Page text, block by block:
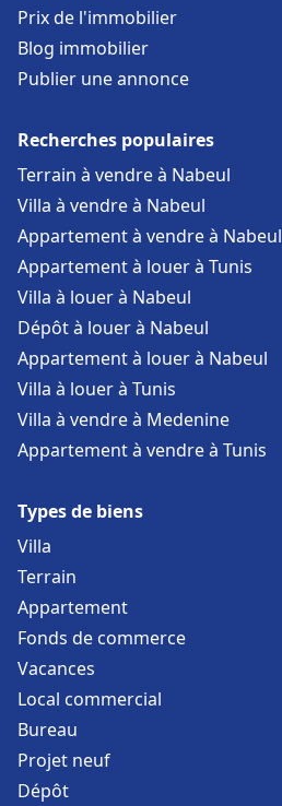
Prix de l'immobilier
Blog immobilier
Publier une annonce
Recherches populaires
Terrain à vendre à Nabeul
Villa à vendre à Nabeul
Appartement à vendre à Nabeul
Appartement à louer à Tunis
Villa à louer à Nabeul
Dépôt à louer à Nabeul
Appartement à louer à Nabeul
Villa à louer à Tunis
Villa à vendre à Medenine
Appartement à vendre à Tunis
Types de biens
Villa
Terrain
Appartement
Fonds de commerce
Vacances
Local commercial
Bureau
Projet neuf
Dépôt